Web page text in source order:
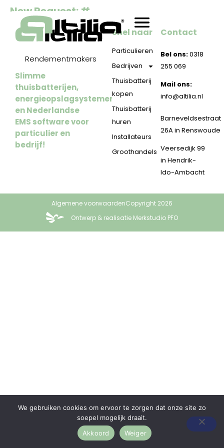
New Request: #
Rendementmakers
Slimme
thuisbatterijen,
energieopslagsystemen
en Nederlandse
EMS software voor
particulier en
bedrijf!
Snel naar
Particulieren
Bedrijven
Thuisbatterij
kopen
Thuisbatterij
huren
Installateurs
Groothandels
Contact
Bel ons:0318
255 069
Mail ons:
info@altilia.nl
Barneveldsestraat
26A in Renswoude
Veersedijk 99
in Hendrik-
Ido-Ambacht
Algemene voorwaardenCopyright 2026
Ontwerp & realisatie Merkstudio PFO
We gebruiken cookies om ervoor te zorgen dat onze site zo
soepel mogelijk draait.
Akkoord
Weiger